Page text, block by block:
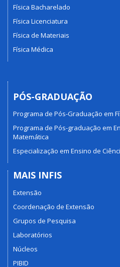
Física Bacharelado
Física Licenciatura
Física de Materiais
Física Médica
PÓS-GRADUAÇÃO
Programa de Pós-Graduação em
Programa de Pós-graduação em
Matemática
Especialização em Ensino de
MAIS INFIS
Extensão
Coordenação de Extensão
Grupos de Pesquisa
Laboratórios
Núcleos
PIBID